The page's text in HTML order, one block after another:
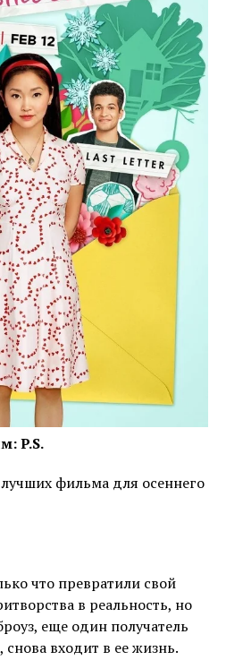
P.S.
фильма для осеннего
что превратили свой
в реальность, но
еще один получатель
входит в ее жизнь.